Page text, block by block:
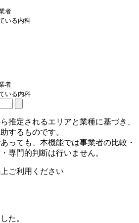
者
いる内科
者
いる内科
推定されるエリアと業種に基づき、
するものです。
っても、本機能では事業者の比較・
専門的判断は行いません。
ご利用ください
た。